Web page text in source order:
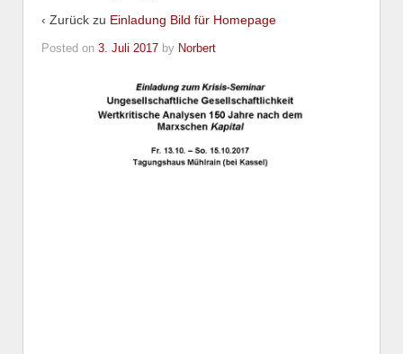
‹ Zurück zu Einladung Bild für Homepage
Posted on 3. Juli 2017 by Norbert